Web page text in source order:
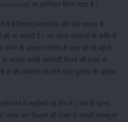
) का इस्तेमाल किया जाता है।
में कैल्शियम,फास्फोरस और कई प्रकार के
की जा सकती है। यह खाना मछलियों के शरीर में
करने के अलावा प्रोटीन के स्तर को भी बढ़ाते
अलावा अच्छी क्वालिटी मिलने की वजह से
है और किसानों को होने वाला मुनाफा भी अधिक
फार्म में मछलियों को दिन में 2 बार ही खाना
ज्यादा बार खिलाने की वजह से उनकी मस्क्युलर